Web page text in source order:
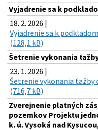
Vyjadrenie sa k
18. 2. 2026 |
Vyjadrenie sa k
(128,1 kB)
Šetrenie vykonania
23. 1. 2026 |
Šetrenie vykonania ťažby
(716,7 kB)
Zverejnenie platných
pozemkov Projektu
k. ú. Vysoká nad